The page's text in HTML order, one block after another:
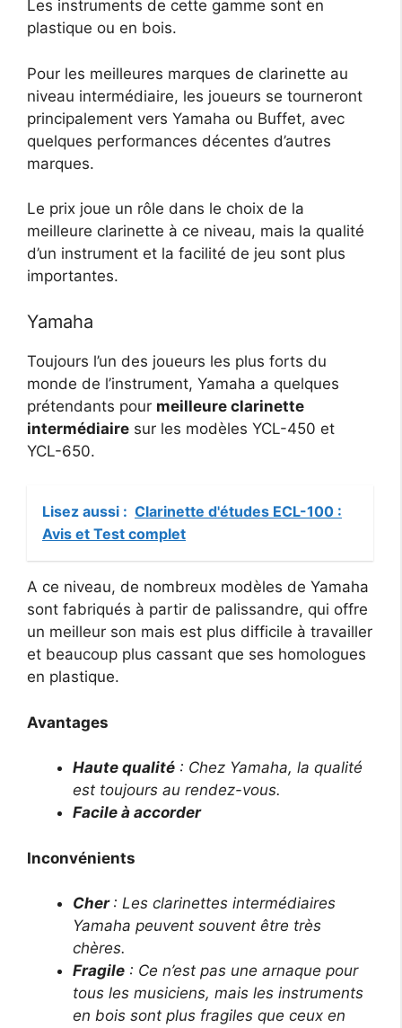
Les instruments de cette gamme sont en
plastique ou en bois.
Pour les meilleures marques de clarinette au
niveau intermédiaire, les joueurs se tourneront
principalement vers Yamaha ou Buffet, avec
quelques performances décentes d’autres
marques.
Le prix joue un rôle dans le choix de la
meilleure clarinette à ce niveau, mais la qualité
d’un instrument et la facilité de jeu sont plus
importantes.
Yamaha
Toujours l’un des joueurs les plus forts du
monde de l’instrument, Yamaha a quelques
prétendants pour meilleure clarinette
intermédiaire sur les modèles YCL-450 et
YCL-650.
Lisez aussi : Clarinette d'études ECL-100 :
Avis et Test complet
A ce niveau, de nombreux modèles de Yamaha
sont fabriqués à partir de palissandre, qui offre
un meilleur son mais est plus difficile à travailler
et beaucoup plus cassant que ses homologues
en plastique.
Avantages
Haute qualité : Chez Yamaha, la qualité
est toujours au rendez-vous.
Facile à accorder
Inconvénients
Cher : Les clarinettes intermédiaires
Yamaha peuvent souvent être très
chères.
Fragile : Ce n’est pas une arnaque pour
tous les musiciens, mais les instruments
en bois sont plus fragiles que ceux en